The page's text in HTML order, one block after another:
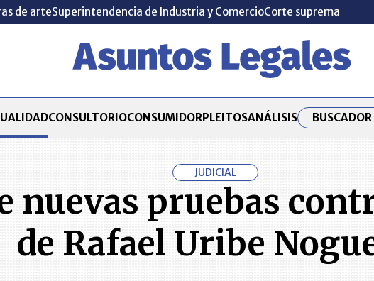
de arteSuperintendencia de Industria y ComercioCorte suprema
CONSULTORIOCONSUMIDORPLEITOSANÁLISIS
JUDICIAL
nuevas pruebas
de Rafael Uribe